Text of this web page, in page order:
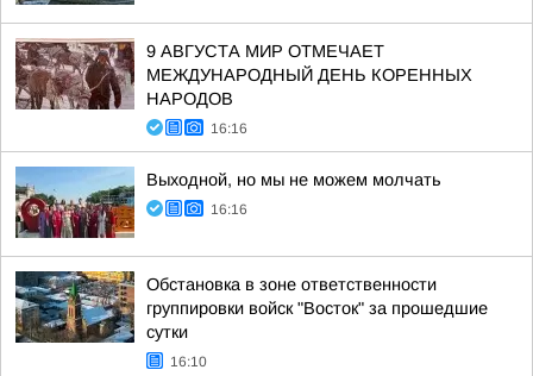
9 АВГУСТА МИР ОТМЕЧАЕТ
МЕЖДУНАРОДНЫЙ ДЕНЬ КОРЕННЫХ
НАРОДОВ
16:16
Выходной, но мы не можем молчать
16:16
Обстановка в зоне ответственности
группировки войск "Восток" за прошедшие
сутки
16:10